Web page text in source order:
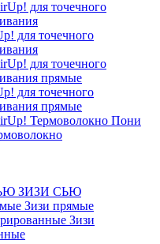
для точечного
для точечного
прямые
Пони
ЗИЗИ СЬЮ
Зизи прямые
Зизи